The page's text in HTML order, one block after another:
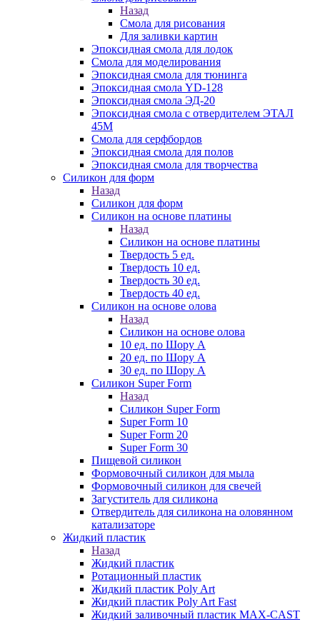
Назад
Смола для рисования
Для заливки картин
Эпоксидная смола для лодок
Смола для моделирования
Эпоксидная смола для тюнинга
Эпоксидная смола YD-128
Эпоксидная смола ЭД-20
Эпоксидная смола с отвердителем ЭТАЛ
45М
Смола для серфбордов
Эпоксидная смола для полов
Эпоксидная смола для творчества
Силикон для форм
Назад
Силикон для форм
Силикон на основе платины
Назад
Силикон на основе платины
Твердость 5 ед.
Твердость 10 ед.
Твердость 30 ед.
Твердость 40 ед.
Силикон на основе олова
Назад
Силикон на основе олова
10 ед. по Шору А
20 ед. по Шору А
30 ед. по Шору А
Силикон Super Form
Назад
Силикон Super Form
Super Form 10
Super Form 20
Super Form 30
Пищевой силикон
Формовочный силикон для мыла
Формовочный силикон для свечей
Загуститель для силикона
Отвердитель для силикона на оловянном
катализаторе
Жидкий пластик
Назад
Жидкий пластик
Ротационный пластик
Жидкий пластик Poly Art
Жидкий пластик Poly Art Fast
Жидкий заливочный пластик MAX-CAST